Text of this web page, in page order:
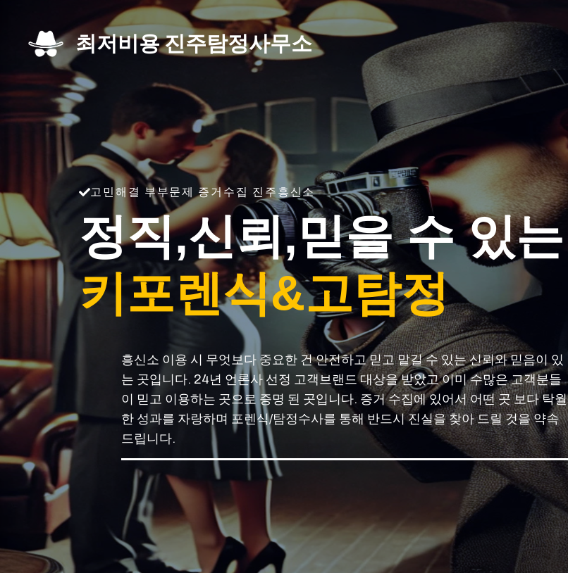
content
최저비용 진주탐정사무소
고민해결 부부문제 증거수집 진주흥신소
정직,신뢰,믿을 수 있는
키포렌식&고탐정
흥신소 이용 시 무엇보다 중요한 건 안전하고 믿고 맡길 수 있는 신뢰와 믿음이 있
는 곳입니다. 24년 언론사 선정 고객브랜드 대상을 받았고 이미 수많은 고객분들
이 믿고 이용하는 곳으로 증명 된 곳입니다. 증거 수집에 있어서 어떤 곳 보다 탁월
한 성과를 자랑하며 포렌식/탐정수사를 통해 반드시 진실을 찾아 드릴 것을 약속
드립니다.